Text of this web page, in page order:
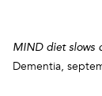
MIND diet slows
Dementia,